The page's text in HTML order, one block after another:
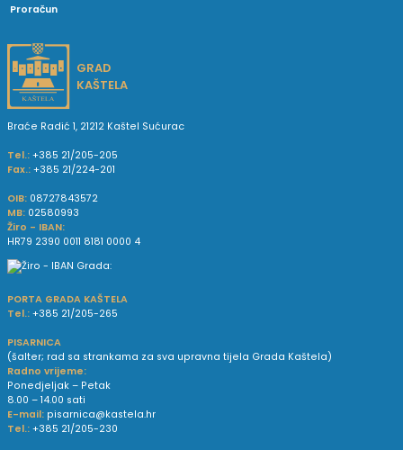
Proračun
GRAD
KAŠTELA
Braće Radić 1, 21212 Kaštel Sućurac
Tel.: +385 21/205-205
Fax.: +385 21/224-201
OIB: 08727843572
MB: 02580993
Žiro - IBAN:
HR79 2390 0011 8181 0000 4
PORTA GRADA KAŠTELA
Tel.: +385 21/205-265
PISARNICA
(šalter; rad sa strankama za sva upravna tijela Grada Kaštela)
Radno vrijeme:
Ponedjeljak – Petak
8.00 – 14.00 sati
E-mail: pisarnica@kastela.hr
Tel.: +385 21/205-230